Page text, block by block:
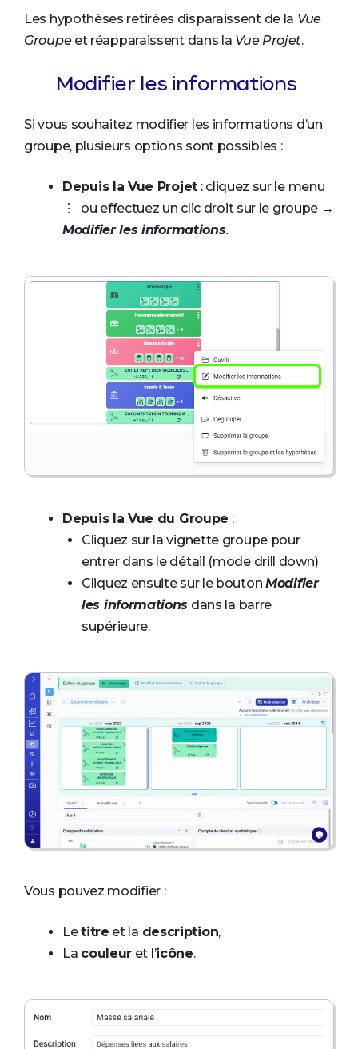
Les hypothèses retirées disparaissent de la Vue
Groupeet réapparaissent dans la Vue Projet.
Modifier les informations
Si vous souhaitez modifier les informations d’un
groupe, plusieurs options sont possibles :
Depuis la Vue Projet : cliquez sur le menu
⋮ ou effectuez un clic droit sur le groupe →
Modifier les informations.
Depuis la Vue du Groupe :
Cliquez sur la vignette groupe pour
entrer dans le détail (mode drill down)
Cliquez ensuite sur le bouton Modifier
les informations dans la barre
supérieure.
Vous pouvez modifier :
Letitre et la description,
La couleur et l’icône.